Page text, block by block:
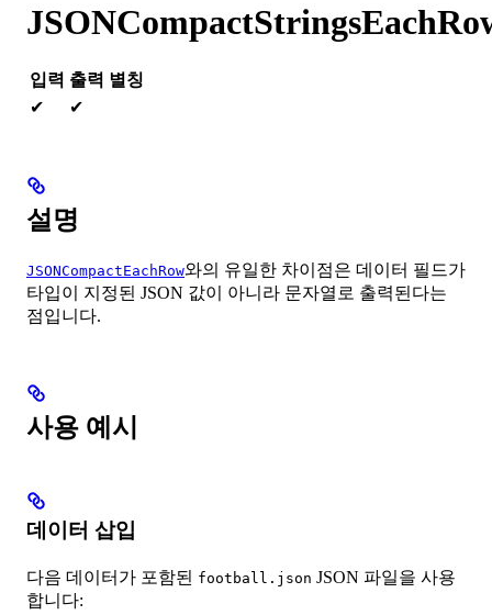
입력 출력 별칭
✔
✔
설명
JSONCompactEachRow와의 유일한 차이점은 데이터 필드가
타입이 지정된 JSON 값이 아니라 문자열로 출력된다는
점입니다.
사용 예시
데이터 삽입
다음 데이터가 포함된 football.json JSON 파일을 사용
합니다: